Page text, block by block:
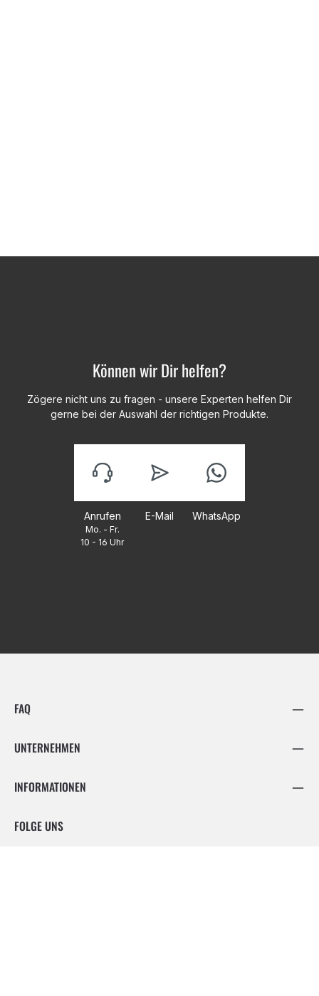
Können wir Dir helfen?
Zögere nicht uns zu fragen - unsere Experten helfen Dir
gerne bei der Auswahl der richtigen Produkte.
Anrufen
Mo. - Fr.
10 - 16 Uhr
E-Mail WhatsApp
FAQ
UNTERNEHMEN
INFORMATIONEN
FOLGE UNS